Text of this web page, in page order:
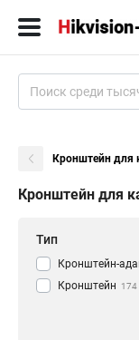
Кронштейн для
Кронштейн для
Тип
Кронштейн-
Кронштейн 174